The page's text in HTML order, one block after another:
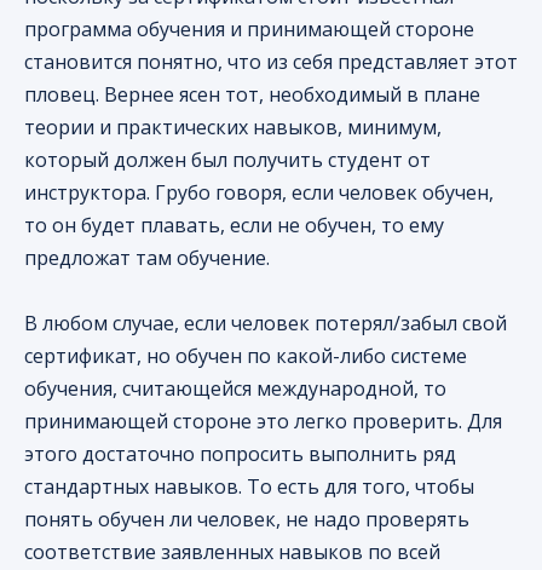
программа обучения и принимающей стороне
становится понятно, что из себя представляет этот
пловец. Вернее ясен тот, необходимый в плане
теории и практических навыков, минимум,
который должен был получить студент от
инструктора. Грубо говоря, если человек обучен,
то он будет плавать, если не обучен, то ему
предложат там обучение.
В любом случае, если человек потерял/забыл свой
сертификат, но обучен по какой-либо системе
обучения, считающейся международной, то
принимающей стороне это легко проверить. Для
этого достаточно попросить выполнить ряд
стандартных навыков. То есть для того, чтобы
понять обучен ли человек, не надо проверять
соответствие заявленных навыков по всей